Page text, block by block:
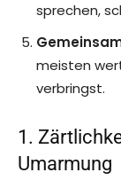
sprechen,
meisten
verbringst.
1.
Umarmung